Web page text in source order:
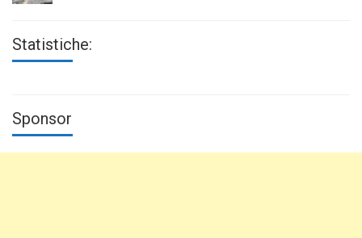
Statistiche:
Sponsor